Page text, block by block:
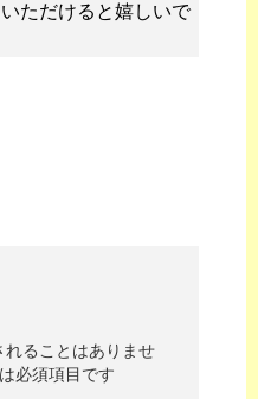
ただけると嬉しいで
れることはありませ
必須項目です